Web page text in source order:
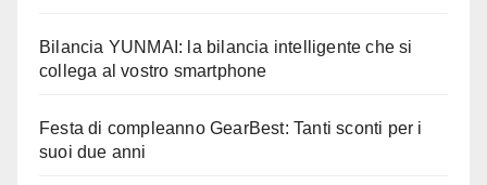
Bilancia YUNMAI: la bilancia intelligente che si
collega al vostro smartphone
Festa di compleanno GearBest: Tanti sconti per i
suoi due anni